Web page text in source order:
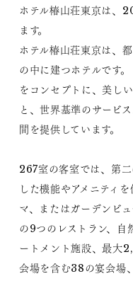
ホテル椿山荘東京は、
ます。
ホテル椿山荘東京は、
の中に建つホテルです
をコンセプトに、美し
と、世界基準のサービ
間を提供しています。
267室の客室では、第
した機能やアメニティ
マ、またはガーデンビ
の9つのレストラン、自
ートメント施設、最大
会場を含む38の宴会場